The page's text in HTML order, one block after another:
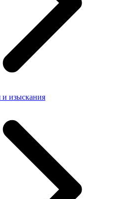
и изыскания